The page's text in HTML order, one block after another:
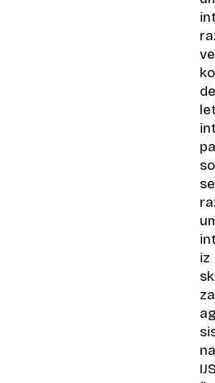
pa
so
se
iz
za
na